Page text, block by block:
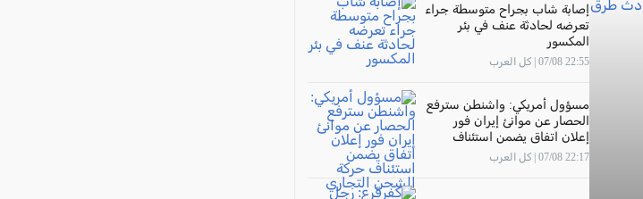
إصابة شاب بجراح متوسطة جراء
تعرضه لحادثة عنف في بئر
المكسور
22:55 07/08 | كل العرب
مسؤول أمريكي: واشنطن سترفع
الحصار عن موانئ إيران فور
إعلان اتفاق يضمن استئناف
حركة الشحن التجاري
22:17 07/08 | كل العرب